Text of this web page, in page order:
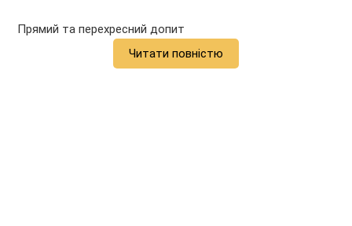
Прямий та перехресний допит
Читати повністю